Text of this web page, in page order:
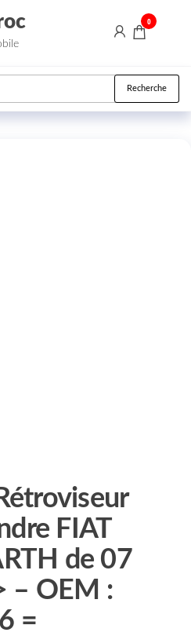
0
Recherche
FIAT
de 07
– OEM :
=